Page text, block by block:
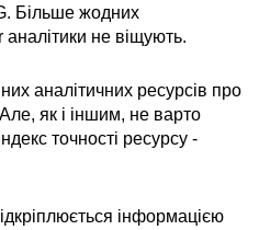
Більше жодних
не віщують.
аналітичних ресурсів про
як і іншим, не варто
точності ресурсу -
інформацією